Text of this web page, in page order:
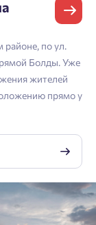
районе, по ул.
Болды. Уже
жителей
прямо у
или